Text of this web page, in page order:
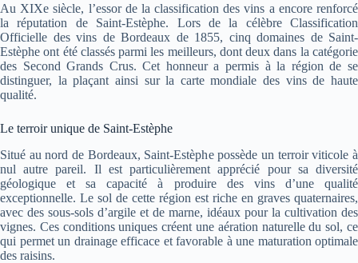
Au XIXe siècle, l’essor de la classification des vins a encore renforcé
la réputation de Saint-Estèphe. Lors de la célèbre Classification
Officielle des vins de Bordeaux de 1855, cinq domaines de Saint-
Estèphe ont été classés parmi les meilleurs, dont deux dans la catégorie
des Second Grands Crus. Cet honneur a permis à la région de se
distinguer, la plaçant ainsi sur la carte mondiale des vins de haute
qualité.
Le terroir unique de Saint-Estèphe
Situé au nord de Bordeaux, Saint-Estèphe possède un terroir viticole à
nul autre pareil. Il est particulièrement apprécié pour sa diversité
géologique et sa capacité à produire des vins d’une qualité
exceptionnelle. Le sol de cette région est riche en graves quaternaires,
avec des sous-sols d’argile et de marne, idéaux pour la cultivation des
vignes. Ces conditions uniques créent une aération naturelle du sol, ce
qui permet un drainage efficace et favorable à une maturation optimale
des raisins.